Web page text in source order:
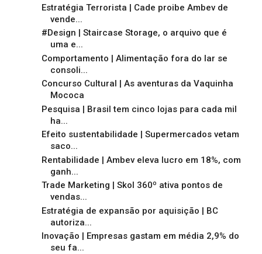
Estratégia Terrorista | Cade proibe Ambev de
vende...
#Design | Staircase Storage, o arquivo que é
uma e...
Comportamento | Alimentação fora do lar se
consoli...
Concurso Cultural | As aventuras da Vaquinha
Mococa
Pesquisa | Brasil tem cinco lojas para cada mil
ha...
Efeito sustentabilidade | Supermercados vetam
saco...
Rentabilidade | Ambev eleva lucro em 18%, com
ganh...
Trade Marketing | Skol 360º ativa pontos de
vendas...
Estratégia de expansão por aquisição | BC
autoriza...
Inovação | Empresas gastam em média 2,9% do
seu fa...